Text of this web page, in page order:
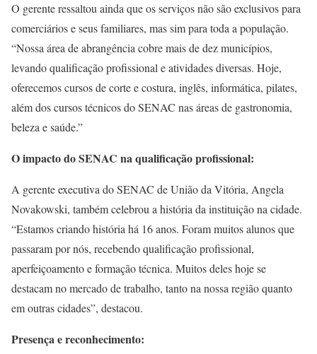
O gerente ressaltou ainda que os serviços não são exclusivos para
comerciários e seus familiares, mas sim para toda a população.
“Nossa área de abrangência cobre mais de dez municípios,
levando qualificação profissional e atividades diversas. Hoje,
oferecemos cursos de corte e costura, inglês, informática, pilates,
além dos cursos técnicos do SENAC nas áreas de gastronomia,
beleza e saúde.”
O impacto do SENAC na qualificação profissional:
A gerente executiva do SENAC de União da Vitória, Angela
Novakowski, também celebrou a história da instituição na cidade.
“Estamos criando história há 16 anos. Foram muitos alunos que
passaram por nós, recebendo qualificação profissional,
aperfeiçoamento e formação técnica. Muitos deles hoje se
destacam no mercado de trabalho, tanto na nossa região quanto
em outras cidades”, destacou.
Presença e reconhecimento: